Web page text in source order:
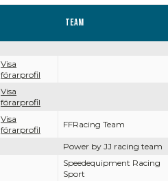
Team
Visa
förarprofil
Visa
förarprofil
Visa
förarprofil
FFRacing Team
Power by JJ racing team
Speedequipment Racing
Sport